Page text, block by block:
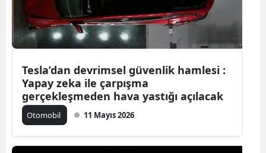
Yozgat
Zonguldak
Aksaray
Bayburt
Kırıkkale
Tesla’dan devrimsel güvenlik hamlesi :
Yapay zeka ile çarpışma
gerçekleşmeden hava yastığı açılacak
Otomobil 11 Mayıs 2026